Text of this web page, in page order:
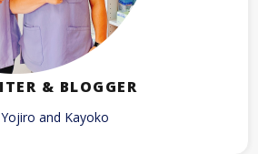
& BLOGGER
Yojiro and Kayoko